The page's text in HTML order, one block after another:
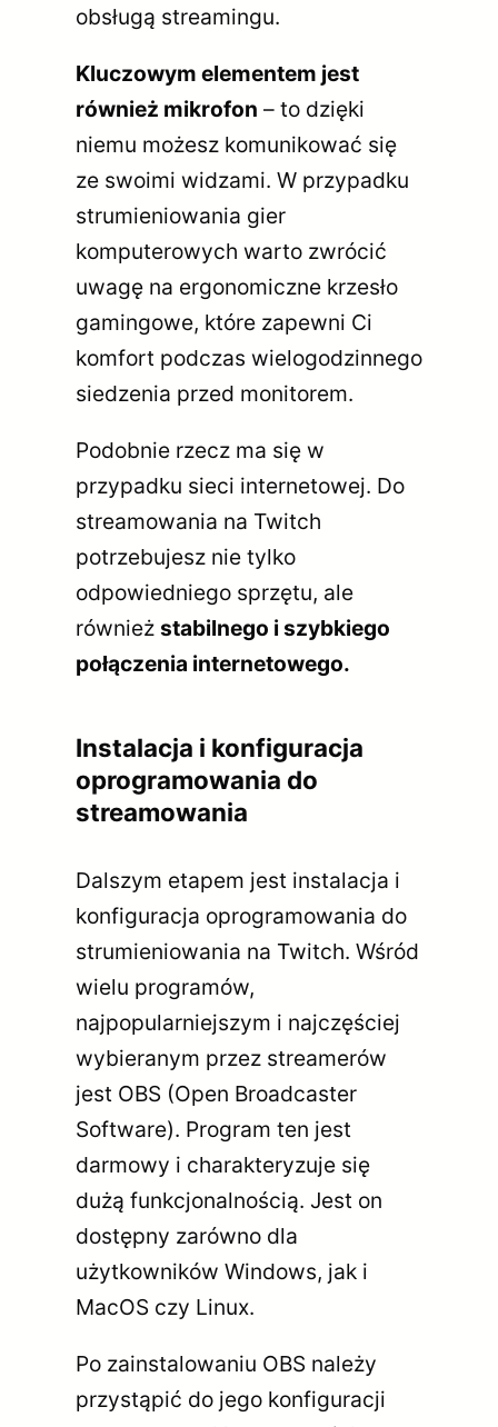
obsługą streamingu.
Kluczowym elementem jest
również mikrofon – to dzięki
niemu możesz komunikować się
ze swoimi widzami. W przypadku
strumieniowania gier
komputerowych warto zwrócić
uwagę na ergonomiczne krzesło
gamingowe, które zapewni Ci
komfort podczas wielogodzinnego
siedzenia przed monitorem.
Podobnie rzecz ma się w
przypadku sieci internetowej. Do
streamowania na Twitch
potrzebujesz nie tylko
odpowiedniego sprzętu, ale
również stabilnego i szybkiego
połączenia internetowego.
Instalacja i konfiguracja
oprogramowania do
streamowania
Dalszym etapem jest instalacja i
konfiguracja oprogramowania do
strumieniowania na Twitch. Wśród
wielu programów,
najpopularniejszym i najczęściej
wybieranym przez streamerów
jest OBS (Open Broadcaster
Software). Program ten jest
darmowy i charakteryzuje się
dużą funkcjonalnością. Jest on
dostępny zarówno dla
użytkowników Windows, jak i
MacOS czy Linux.
Po zainstalowaniu OBS należy
przystąpić do jego konfiguracji